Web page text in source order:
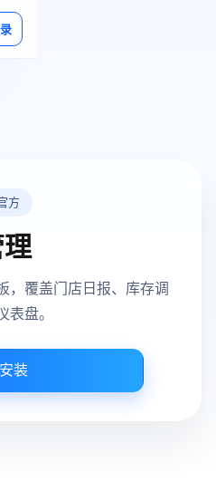
方
，覆盖门店日报、库存调
表盘。
装